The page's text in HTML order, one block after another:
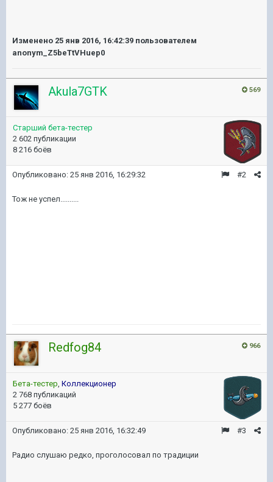
Изменено 25 янв 2016, 16:42:39 пользователем
anonym_Z5beTtVHuep0
569
Akula7GTK
Старший бета-тестер
2 602 публикации
8 216 боёв
#2
Опубликовано: 25 янв 2016, 16:29:32
Тож не успел..........
966
Redfog84
Бета-тестер Коллекционер
2 768 публикаций
5 277 боёв
#3
Опубликовано: 25 янв 2016, 16:32:49
Радио слушаю редко, проголосовал по традиции